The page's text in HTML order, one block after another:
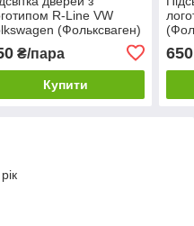
R-Line VW
(Фольксваген)
Tiguan Touareg CC
Golf Jetta - Білий
₴/пара
Купити
650